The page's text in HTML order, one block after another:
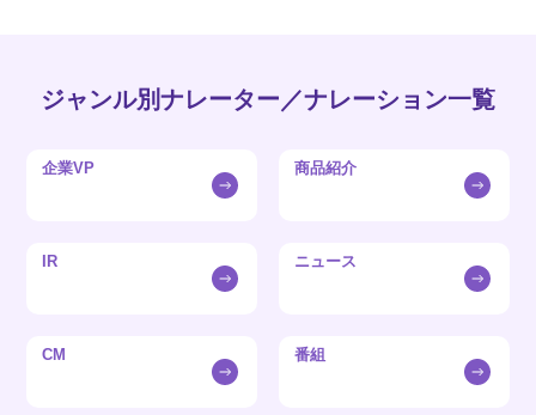
ジャンル別ナレーター／ナレーション一覧
企業VP 商品紹介
IR ニュース
CM 番組